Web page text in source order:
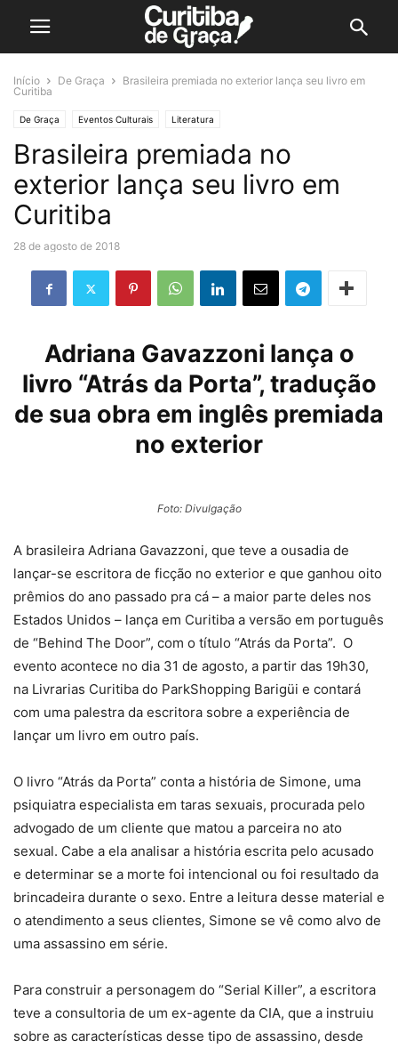
Início De Graça
Brasileira premiada no exterior lança seu livro em
Curitiba
De Graça Eventos Culturais Literatura
Brasileira premiada no
exterior lança seu livro em
Curitiba
28 de agosto de 2018
Adriana Gavazzoni lança o
livro “Atrás da Porta”, tradução
de sua obra em inglês premiada
no exterior
Foto: Divulgação
A brasileira Adriana Gavazzoni, que teve a ousadia de
lançar-se escritora de ficção no exterior e que ganhou oito
prêmios do ano passado pra cá – a maior parte deles nos
Estados Unidos – lança em Curitiba a versão em português
de “Behind The Door”, com o título “Atrás da Porta”. O
evento acontece no dia 31 de agosto, a partir das 19h30,
na Livrarias Curitiba do ParkShopping Barigüi e contará
com uma palestra da escritora sobre a experiência de
lançar um livro em outro país.
O livro “Atrás da Porta” conta a história de Simone, uma
psiquiatra especialista em taras sexuais, procurada pelo
advogado de um cliente que matou a parceira no ato
sexual. Cabe a ela analisar a história escrita pelo acusado
e determinar se a morte foi intencional ou foi resultado da
brincadeira durante o sexo. Entre a leitura desse material e
o atendimento a seus clientes, Simone se vê como alvo de
uma assassino em série.
Para construir a personagem do “Serial Killer”, a escritora
teve a consultoria de um ex-agente da CIA, que a instruiu
sobre as características desse tipo de assassino, desde